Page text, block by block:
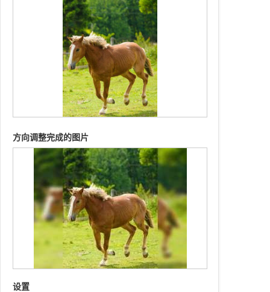
方向调整完成的图片
设置